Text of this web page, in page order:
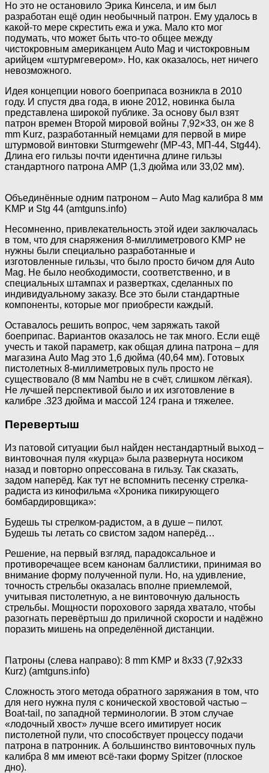
Но это не остановило Эрика Кинсела, и им был
разработан ещё один необычный патрон. Ему удалось в
какой-то мере скрестить ежа и ужа. Мало кто мог
подумать, что может быть что-то общее между
чистокровным американцем Auto Mag и чистокровным
арийцем «штурмгевером». Но, как оказалось, нет ничего
невозможного.
Идея концепции нового боеприпаса возникла в 2010
году. И спустя два года, в июне 2012, новинка была
представлена широкой публике. За основу был взят
патрон времен Второй мировой войны 7,92×33, он же 8
mm Kurz, разработанный немцами для первой в мире
штурмовой винтовки Sturmgewehr (МР-43, МП-44, Stg44).
Длина его гильзы почти идентична длине гильзы
стандартного патрона AMP (1,3 дюйма или 33,02 мм).
Объединённые одним патроном – Auto Mag калибра 8 мм
KMP и Stg 44 (amtguns.info)
Несомненно, привлекательность этой идеи заключалась
в том, что для снаряжения 8-миллиметрового KMP не
нужны были специально разработанные и
изготовленные гильзы, что было просто бичом для Auto
Mag. Не было необходимости, соответственно, и в
специальных штампах и развертках, сделанных по
индивидуальному заказу. Все это были стандартные
компоненты, которые мог приобрести каждый.
Оставалось решить вопрос, чем заряжать такой
боеприпас. Вариантов оказалось не так много. Если ещё
учесть и такой параметр, как общая длина патрона – для
магазина Auto Mag это 1,6 дюйма (40,64 мм). Готовых
пистолетных 8-миллиметровых пуль просто не
существовало (8 мм Nambu не в счёт, слишком лёгкая).
Не лучшей перспективой было и их изготовление в
калибре .323 дюйма и массой 124 грана и тяжелее.
Перевертыш
Из патовой ситуации был найден нестандартный выход –
винтовочная пуля «курца» была развернута носиком
назад и повторно опрессована в гильзу. Так сказать,
задом наперёд. Как тут не вспомнить песенку стрелка-
радиста из кинофильма «Хроника пикирующего
бомбардировщика»:
Будешь ты стрелком-радистом, а в душе – пилот.
Будешь ты летать со свистом задом наперёд…
Решение, на первый взгляд, парадоксальное и
противоречащее всем канонам баллистики, принимая во
внимание форму полученной пули. Но, на удивление,
точность стрельбы оказалась вполне приемлемой,
учитывая пистолетную, а не винтовочную дальность
стрельбы. Мощности порохового заряда хватало, чтобы
разогнать перевёртыш до приличной скорости и надёжно
поразить мишень на определённой дистанции.
Патроны (слева направо): 8 mm KMP и 8х33 (7,92х33
Кurz) (amtguns.info)
Сложность этого метода обратного заряжания в том, что
для него нужна пуля с конической хвостовой частью –
Boat-tail, по западной терминологии. В этом случае
«лодочный хвост» лучше всего имитирует носик
пистолетной пули, что способствует процессу подачи
патрона в патронник. А большинство винтовочных пуль
калибра 8 мм имеют всё-таки форму Spitzer (плоское
дно).